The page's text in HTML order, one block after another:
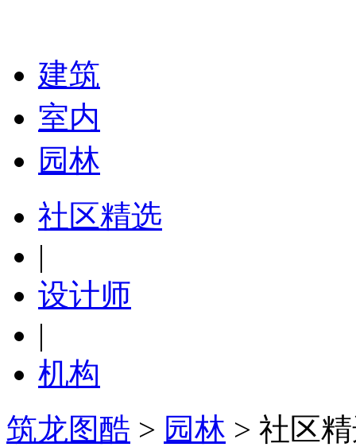
建筑
室内
园林
社区精选
|
设计师
|
机构
筑龙图酷 > 园林 > 社区